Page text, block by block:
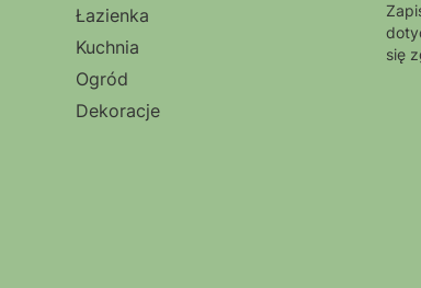
Łazienka
Kuchnia
Ogród
Dekoracje
się